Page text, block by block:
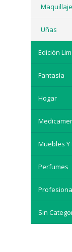
Maquillaje
Uñas
Edición
Fantasía
Hogar
Muebles
Perfumes
Sin